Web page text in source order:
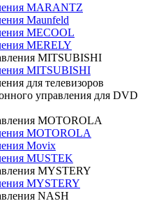
MARANTZ
Maunfeld
MECOOL
MERELY
MITSUBISHI
для телевизоров
управления для DVD
MOTOROLA
Movix
MUSTEK
MYSTERY